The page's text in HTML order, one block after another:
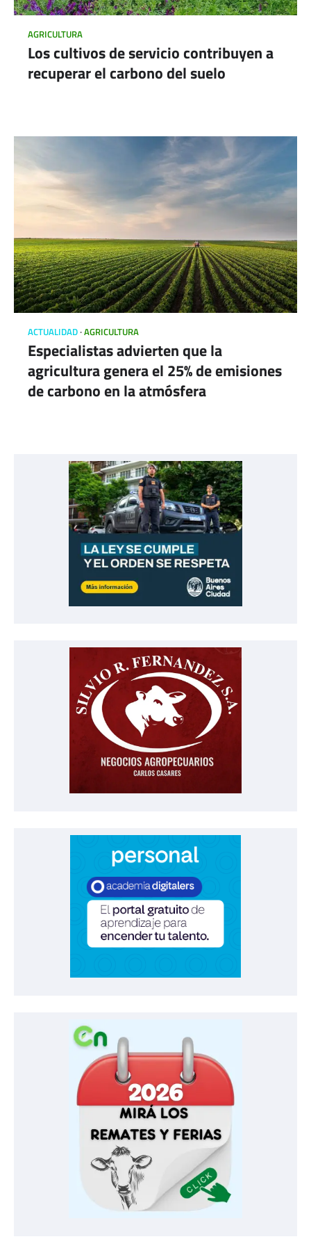
AGRICULTURA
Los cultivos de servicio contribuyen a
recuperar el carbono del suelo
ACTUALIDAD AGRICULTURA
Especialistas advierten que la
agricultura genera el 25% de emisiones
de carbono en la atmósfera